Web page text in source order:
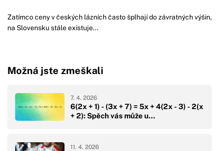
Zatímco ceny v českých lázních často šplhají do závratných výšin,
na Slovensku stále existuje...
Možná jste zmeškali
6(2x + 1) - (3x + 7) = 5x + 4(2x - 3) - 2(x
+ 2): Spěch vás může u…
7. 4. 2026
11. 4. 2026